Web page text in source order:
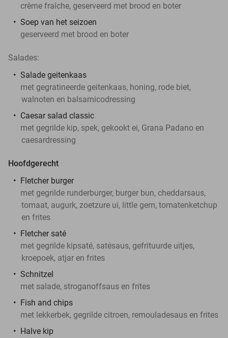
crème fraîche, geserveerd met brood en boter
Soep van het seizoen
geserveerd met brood en boter
Salades:
Salade geitenkaas
met gegratineerde geitenkaas, honing, rode biet,
walnoten en balsamicodressing
Caesar salad classic
met gegrilde kip, spek, gekookt ei, Grana Padano en
caesardressing
Hoofdgerecht
Fletcher burger
met gegrilde runderburger, burger bun, cheddarsaus,
tomaat, augurk, zoetzure ui, little gem, tomatenketchup
en frites
Fletcher saté
met gegrilde kipsaté, satésaus, gefrituurde uitjes,
kroepoek, atjar en frites
Schnitzel
met salade, stroganoffsaus en frites
Fish and chips
met lekkerbek, gegrilde citroen, remouladesaus en frites
Halve kip